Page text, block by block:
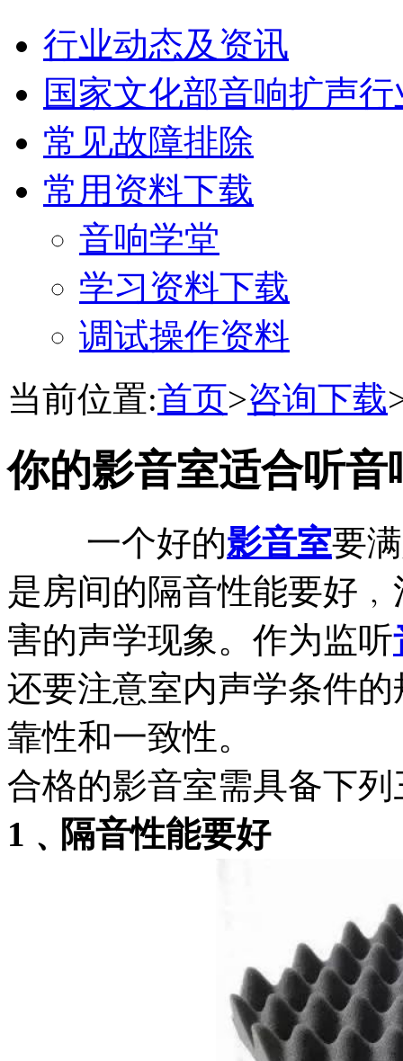
行业动态及资讯
国家文化部音响扩声
常见故障排除
常用资料下载
音响学堂
学习资料下载
调试操作资料
当前位置:首页>咨询下载
你的影音室适合听音
一个好的影音室要
是房间的隔音性能要好
害的声学现象。作为监听
还要注意室内声学条件
靠性和一致性。
合格的影音室需具备下
1﹑隔音性能要好